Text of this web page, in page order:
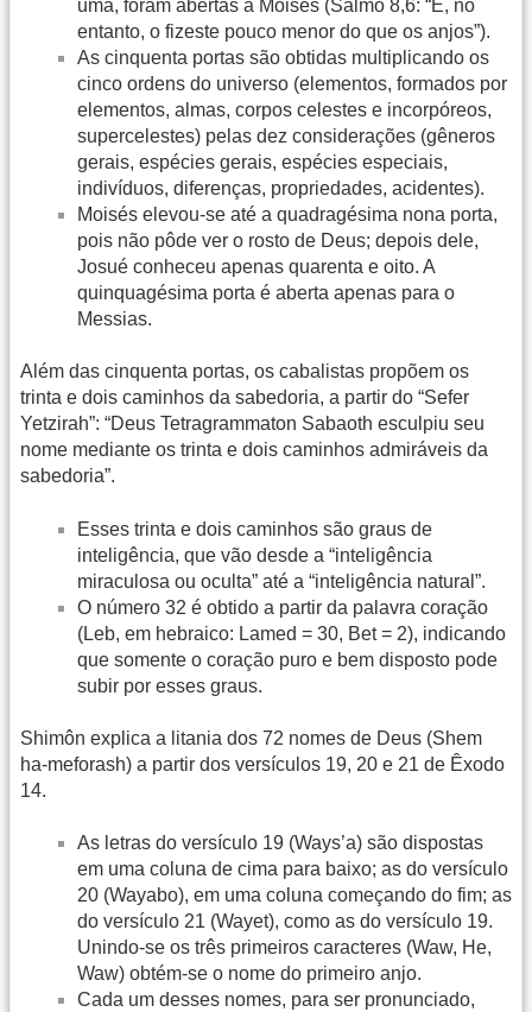
uma, foram abertas a Moisés (Salmo 8,6: “E, no
entanto, o fizeste pouco menor do que os anjos”).
As cinquenta portas são obtidas multiplicando os
cinco ordens do universo (elementos, formados por
elementos, almas, corpos celestes e incorpóreos,
supercelestes) pelas dez considerações (gêneros
gerais, espécies gerais, espécies especiais,
indivíduos, diferenças, propriedades, acidentes).
Moisés elevou-se até a quadragésima nona porta,
pois não pôde ver o rosto de Deus; depois dele,
Josué conheceu apenas quarenta e oito. A
quinquagésima porta é aberta apenas para o
Messias.
Além das cinquenta portas, os cabalistas propõem os
trinta e dois caminhos da sabedoria, a partir do “Sefer
Yetzirah”: “Deus Tetragrammaton Sabaoth esculpiu seu
nome mediante os trinta e dois caminhos admiráveis da
sabedoria”.
Esses trinta e dois caminhos são graus de
inteligência, que vão desde a “inteligência
miraculosa ou oculta” até a “inteligência natural”.
O número 32 é obtido a partir da palavra coração
(Leb, em hebraico: Lamed = 30, Bet = 2), indicando
que somente o coração puro e bem disposto pode
subir por esses graus.
Shimôn explica a litania dos 72 nomes de Deus (Shem
ha-meforash) a partir dos versículos 19, 20 e 21 de Êxodo
14.
As letras do versículo 19 (Ways’a) são dispostas
em uma coluna de cima para baixo; as do versículo
20 (Wayabo), em uma coluna começando do fim; as
do versículo 21 (Wayet), como as do versículo 19.
Unindo-se os três primeiros caracteres (Waw, He,
Waw) obtém-se o nome do primeiro anjo.
Cada um desses nomes, para ser pronunciado,